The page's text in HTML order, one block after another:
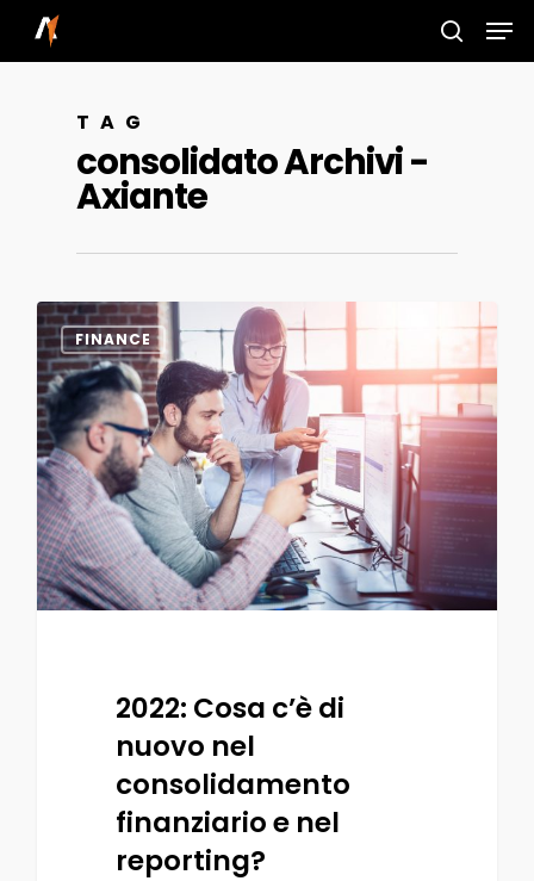
contentTAG
consolidato Archivi -
Axiante
FINANCE
2022: Cosa c’è di
nuovo nel
consolidamento
finanziario e nel
reporting?
0